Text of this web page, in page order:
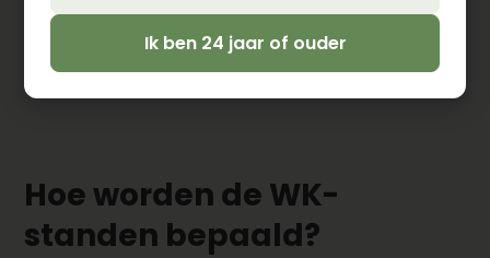
4
Panama 3 0 0 3 -4 0
Hoe worden de WK-
standen bepaald?
Ik ben 24 jaar of ouder